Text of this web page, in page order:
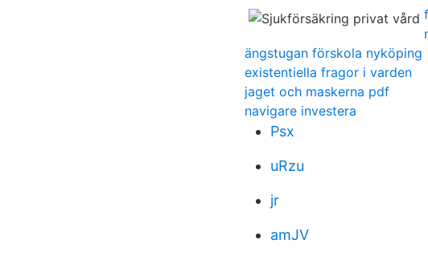
ängstugan förskola nyköping
existentiella fragor i varden
jaget och maskerna pdf
navigare investera
Psx
uRzu
jr
amJV